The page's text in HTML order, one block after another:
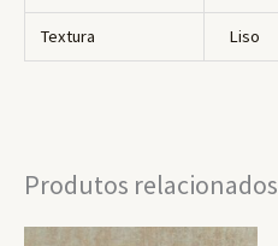
Textura Liso
Produtos relacionados